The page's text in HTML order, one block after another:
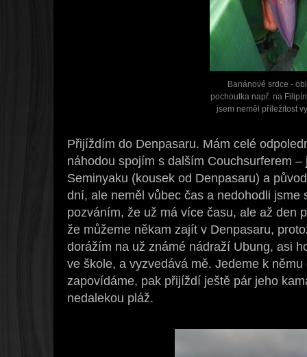
Banánové srdce -
pochoutka např. na
jsem neměl příležitost
Přijíždím do Denpasaru. Mám celé
náhodou spojím s dalším Couchsurferem
Seminyaku (kousek od Denpasaru) a
dní, ale neměl vůbec čas a nedohodli jsme
pozváním, že už má více času, ale až den
že můžeme někam zajít v Denpasaru,
dorážím na už známé nádraží Ubung, asi
ve škole, a vyzvedává mě. Jedeme k
zapovídáme, pak přijíždí ještě pár jeho
nedalekou pláž.